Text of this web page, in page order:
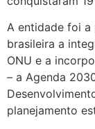
A entidade foi
brasileira a
ONU e a
– a Agenda
planejamento